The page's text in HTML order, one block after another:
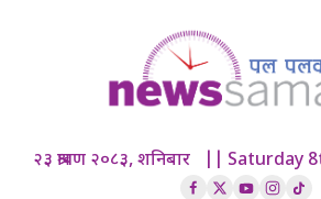
२३ श्रावण २०८३, शनिबार || Saturday